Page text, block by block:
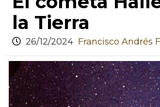
la Tierra
26/12/2024 Francisco Andrés